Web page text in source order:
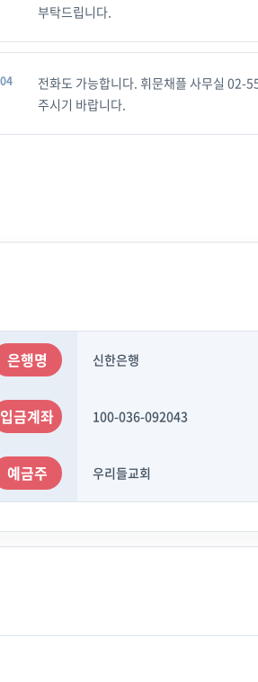
부탁드립니다.
전화도 가능합니다. 휘문채플 사무실 02-
주시기 바랍니다.
은행명 신한은행
입금계좌 100-036-092043
예금주 우리들교회